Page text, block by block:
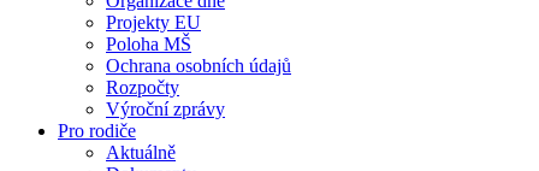
Projekty EU
Poloha MŠ
Ochrana osobních údajů
Rozpočty
Výroční zprávy
Pro rodiče
Aktuálně